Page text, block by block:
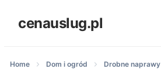
cenauslug.pl
Home Dom i ogród Drobne